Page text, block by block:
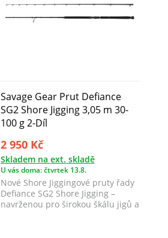
Savage Gear Prut Defiance
SG2 Shore Jigging 3,05 m 30-
100 g 2-Díl
2 950 Kč
Skladem na ext. skladě
U vás doma: čtvrtek 13.8.
Nové Shore Jiggingové pruty řady
Defiance SG2 Shore Jigging –
navrženou pro širokou škálu jigů a